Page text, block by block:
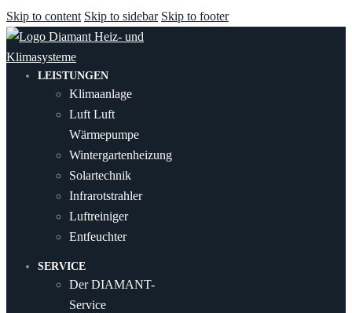
Skip to content Skip to sidebar Skip to footer
LEISTUNGEN
Klimaanlage
Luft Luft
Wärmepumpe
Wintergartenheizung
Solartechnik
Infrarotstrahler
Luftreiniger
Entfeuchter
SERVICE
Der DIAMANT-
Service